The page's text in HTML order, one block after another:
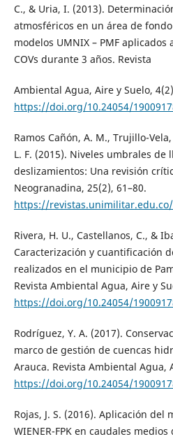
C., & Uria, I. (2013).
atmosféricos en un área de
modelos UMNIX – PMF
COVs durante 3 años. Revista
Ambiental Agua, Aire y Suelo,
https://doi.org/10.24054/
Ramos Cañón, A. M., Trujillo-
L. F. (2015). Niveles umbrales de
deslizamientos: Una revisión
Neogranadina, 25(2), 61–80.
https://
Rivera, H. U., Castellanos, C., &
Caracterización y cuantificación
realizados en el municipio de
Revista Ambiental Agua, Aire y
https://doi.org/10.24054/
Rodríguez, Y. A. (2017).
marco de gestión de cuencas
Arauca. Revista Ambiental Agua,
https://doi.org/10.24054/
Rojas, J. S. (2016). Aplicación del
WIENER-FPK en caudales